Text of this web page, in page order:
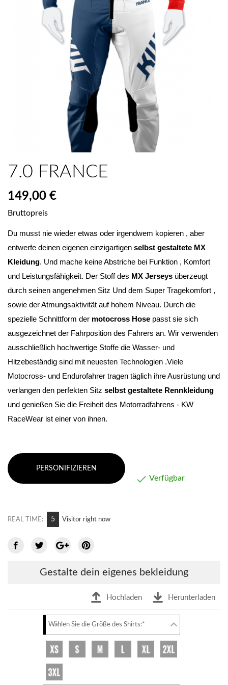
7.0 FRANCE
149,00 €
Bruttopreis
Du musst nie wieder etwas oder irgendwem kopieren , aber
entwerfe deinen eigenen einzigartigen selbst gestaltete MX
Kleidung. Und mache keine Abstriche bei Funktion , Komfort
und Leistungsfähigkeit. Der Stoff des MX Jerseys überzeugt
durch seinen angenehmen Sitz Und dem Super Tragekomfort ,
sowie der Atmungsaktivität auf hohem Niveau. Durch die
spezielle Schnittform der motocross Hose passt sie sich
ausgezeichnet der Fahrposition des Fahrers an. Wir verwenden
ausschließlich hochwertige Stoffe die Wasser- und
Hitzebeständig sind mit neuesten Technologien .Viele
Motocross- und Endurofahrer tragen täglich ihre Ausrüstung und
verlangen den perfekten Sitz
und genießen Sie die Freiheit des Motorradfahrens - KW
RaceWear ist einer von ihnen.
PERSONIFIZIEREN
 Verfügbar
REAL TIME: 5 Visitor right now
Gestalte dein eigenes bekleidung
Hochladen Herunterladen
Wählen Sie die Größe des Shirts:*